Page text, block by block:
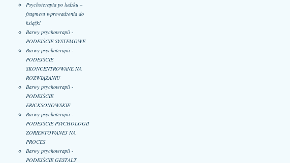
Psychoterapia po ludzku –
fragment wprowadzenia do
książki
Barwy psychoterapii -
PODEJŚCIE SYSTEMOWE
Barwy psychoterapii -
PODEJŚCIE
SKONCENTROWANE NA
ROZWIĄZANIU
Barwy psychoterapii -
PODEJŚCIE
ERICKSONOWSKIE
Barwy psychoterapii -
PODEJŚCIE PSYCHOLOGII
ZORIENTOWANEJ NA
PROCES
Barwy psychoterapii -
PODEJŚCIE GESTALT